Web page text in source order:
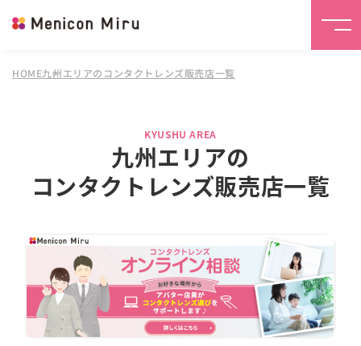
HOME九州エリアのコンタクトレンズ販売店一覧
KYUSHU AREA
九州エリアの
コンタクトレンズ販売店一覧